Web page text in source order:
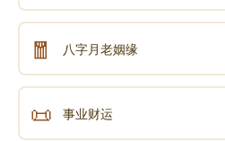
🧧 八字月老姻缘
📜 事业财运